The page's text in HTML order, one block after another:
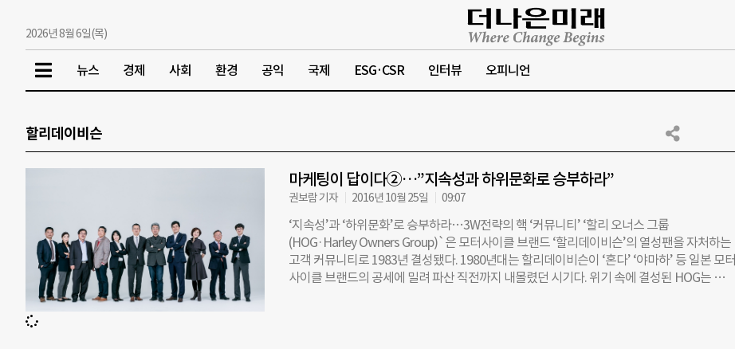
2026년 8월 6일(목)
뉴스 경제 사회 환경 공익 국제 ESG·CSR 인터뷰 오피니언
할리데이비슨
마케팅이 답이다②…”지속성과 하위문화로 승부하라”
권보람 기자 2016년 10월 25일 09:07
‘지속성’과 ‘하위문화’로 승부하라…3W전략의 핵 ‘커뮤니티’ ‘할리 오너스 그룹
(HOG·Harley Owners Group)`은 모터사이클 브랜드 ‘할리데이비슨’의 열성팬을 자처하는
고객 커뮤니티로 1983년 결성됐다. 1980년대는 할리데이비슨이 ‘혼다’ ‘야마하’ 등 일본 모터
사이클 브랜드의 공세에 밀려 파산 직전까지 내몰렸던 시기다. 위기 속에 결성된 HOG는 회사